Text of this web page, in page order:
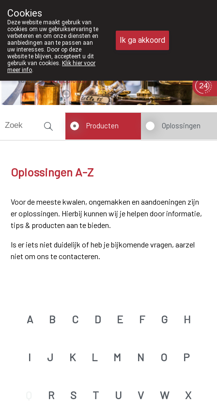
011/610300
Vandaag Nugesloten
Oplossingen A-Z
Producten Oplossingen
Voor de meeste kwalen, ongemakken en aandoeningen zijn
er oplossingen. Hierbij kunnen wij je helpen door informatie,
tips & producten aan te bieden.
Is er iets niet duidelijk of heb je bijkomende vragen, aarzel
niet om ons te contacteren.
A B C D E F G H
I J K L M N O P
R S T U V W X
Cookies
Deze website maakt gebruik van
cookies om uw gebruikservaring te
verbeteren en om onze diensten en
aanbiedingen aan te passen aan
uw interesses. Door op deze
website te blijven, accepteert u dit
gebruik van cookies. Klik hier voor
meer info.
Ik ga akkoord